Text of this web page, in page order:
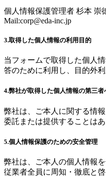
個人情報保護管理者 杉本 崇
Mail:corp@eda-inc.jp
3.取得した個人情報の利用目的
当フォームで取得した個人
答のために利用し、目的外利
4.弊社が取得した個人情報の第三
弊社は、ご本人に関する情
委託または提供することはあ
5.個人情報保護のための安全管理
弊社は、ご本人の個人情報
従業者全員に周知・徹底と